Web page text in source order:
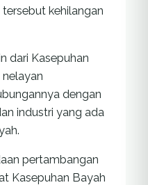
kehilangan
dari Kasepuhan
dengan
industri yang ada
pertambangan
Kasepuhan Bayah